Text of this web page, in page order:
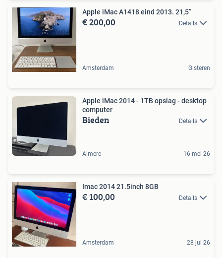
Apple iMac A1418 eind 2013. 21,5”
€ 200,00 Details
Amsterdam Gisteren
Apple iMac 2014 - 1TB opslag - desktop
computer
Bieden Details
Almere 16 mei 26
Imac 2014 21.5inch 8GB
€ 100,00 Details
Amsterdam 28 jul 26